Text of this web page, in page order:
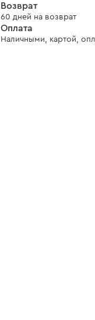
Возврат
60 дней на возврат
Оплата
Наличными, картой,